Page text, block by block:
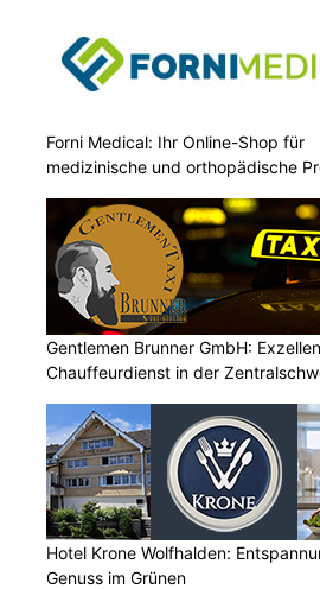
Forni Medical: Ihr Online-Shop für
medizinische und orthopädische
Gentlemen Brunner GmbH:
Chauffeurdienst in der
Hotel Krone Wolfhalden:
Genuss im Grünen